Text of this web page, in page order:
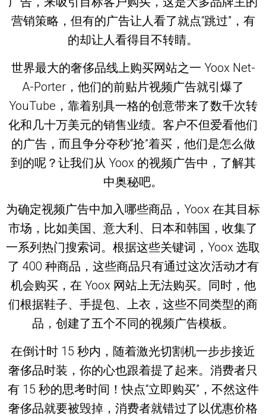
营销策略，但有的广告让人看了就点“跳过”，有
的却让人看得目不转睛。
世界最大的奢侈品线上购买网站之一 Yoox Net-
A-Porter，他们的前贴片视频广告就引爆了
YouTube，靠着别具一格的创意带来了数千次转
化和几十万美元的销售业绩。客户不但爱看他们
的广告，而且争分夺秒“抢”着买，他们是怎么做
到的呢？让我们从 Yoox 的视频广告中，了解其
中奥秘吧。
为确定视频广告中加入哪些商品，Yoox 在其目标
市场，比如美国、意大利、日本和韩国，收集了
一系列热门搜索词。根据这些关键词，Yoox 选取
了 400 种商品，这些商品只有通过这次活动才有
机会购买，在 Yoox 网站上无法购买。同时，他
们根据鞋子、手提包、上衣，这些不同类型的商
品，创建了五个不同的视频广告模板。
在倒计时 15 秒内，随着激光切割机一步步接近
奢侈品时装，你的心也跟着提了起来。消费者只
有 15 秒的思考时间！快点“立即购买”，不然这件
奢侈品就要被毁掉，消费者就错过了以优惠价格